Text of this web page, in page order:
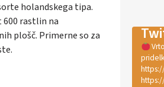
holandskega tipa.
rastlin na
plošč. Primerne so za